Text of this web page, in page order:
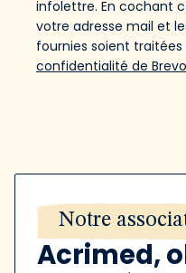
infolettre. En cochant
votre adresse mail et
fournies soient
confidentialité de Brevo
Notre
Acrimed,